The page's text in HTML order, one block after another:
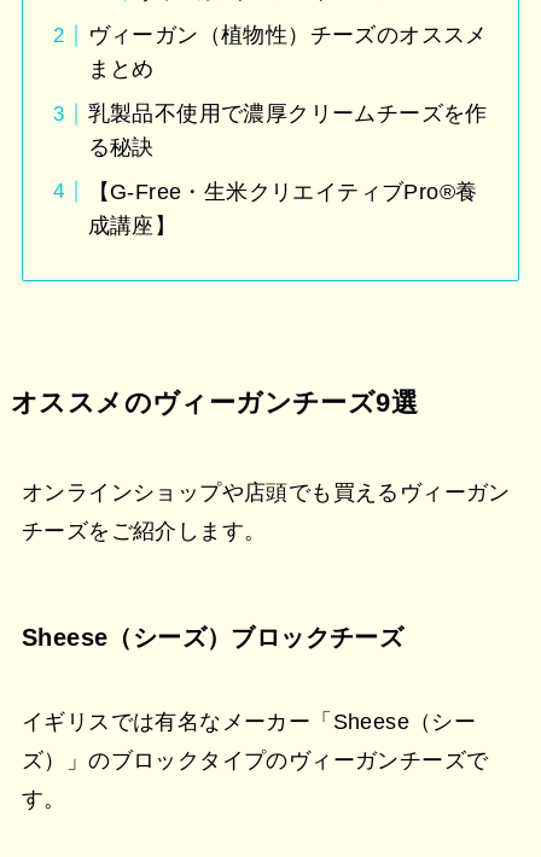
ヴィーガン（植物性）チーズのオススメ
まとめ
乳製品不使用で濃厚クリームチーズを作
る秘訣
【G-Free・生米クリエイティブPro®︎養
成講座】
オススメのヴィーガンチーズ9選
オンラインショップや店頭でも買えるヴィーガン
チーズをご紹介します。
Sheese（シーズ）ブロックチーズ
イギリスでは有名なメーカー「Sheese（シー
ズ）」のブロックタイプのヴィーガンチーズで
す。